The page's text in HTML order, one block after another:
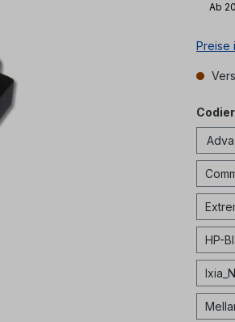
Ab 20
Preise
Adva
HP-